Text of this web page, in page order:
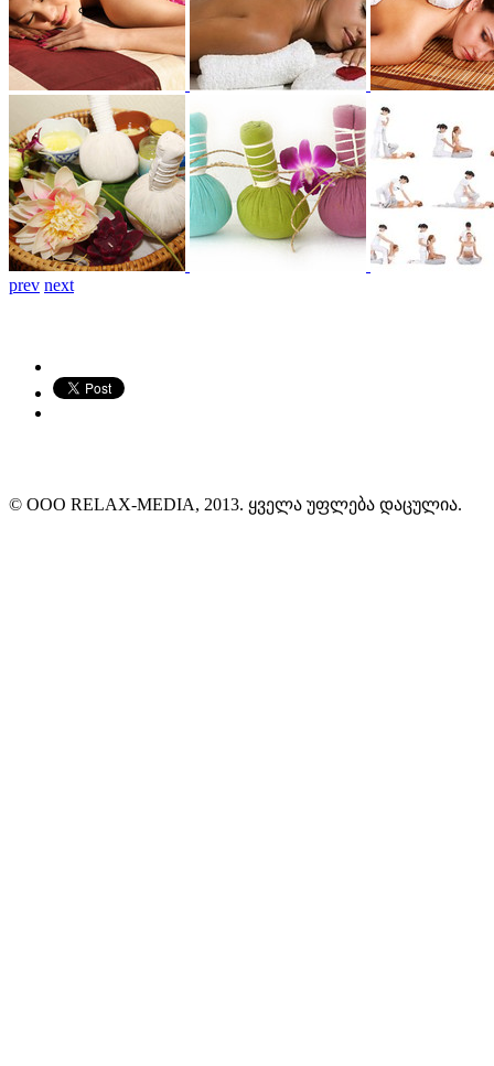
prev next
© ООО RELAX-MEDIA, 2013. ყველა უფლება დაცულია.